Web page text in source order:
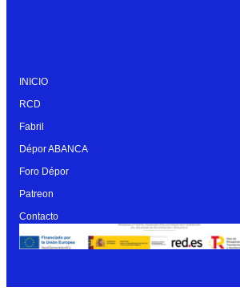
INICIO
RCD
Fabril
Dépor ABANCA
Foro Dépor
Patreon
Contacto